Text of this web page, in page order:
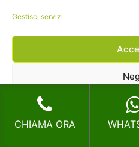
Gestisci servizi
Visualizza
Cookie
sulla
privacy
informativa sulla
Autorizzo il trattamento
CAPTCHA
CHIAMA ORA